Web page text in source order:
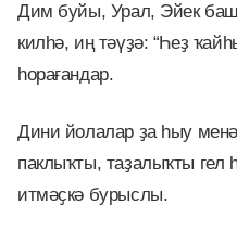
Дим буйы, Урал, Эйек
килһә, иң тәүҙә: “Һеҙ
һорағандар.
Дини йолалар ҙа һыу
паклыҡты, таҙалыҡты гел
итмәҫкә бурыслы.